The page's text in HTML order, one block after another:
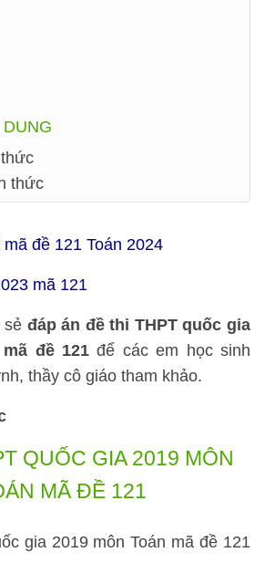
thức
đề 121 Toán 2024
mã 121
sẻ đáp án đề thi THPT quốc gia
đề 121 để các em học sinh
thầy cô giáo tham khảo.
QUỐC GIA 2019 MÔN
MÃ ĐỀ 121